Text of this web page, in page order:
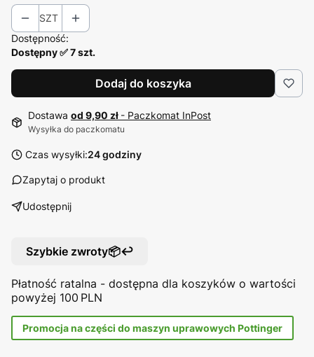
SZT
Dostępność:
Dostępny ✅ 7 szt.
Dodaj do koszyka
Dostawa od 9,90 zł - Paczkomat InPost
Wysyłka do paczkomatu
Czas wysyłki:24 godziny
Zapytaj o produkt
Udostępnij
Szybkie zwroty📦↩️
Płatność ratalna - dostępna dla koszyków o wartości
powyżej 100 PLN
Promocja na części do maszyn uprawowych Pottinger